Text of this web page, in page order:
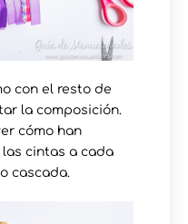
con el resto de
la composición.
cómo han
cintas a cada
cascada.